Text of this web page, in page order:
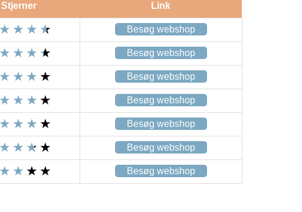
Stjerner Link
Besøg webshop
Besøg webshop
Besøg webshop
Besøg webshop
Besøg webshop
Besøg webshop
Besøg webshop